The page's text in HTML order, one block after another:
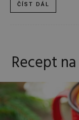
ČÍST DÁL
Recept